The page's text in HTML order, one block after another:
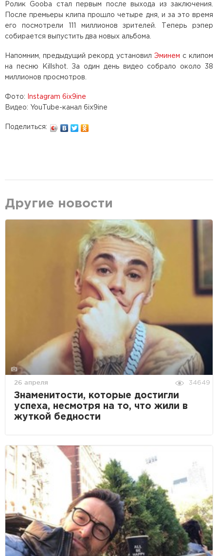
Ролик Gooba стал первым после выхода из заключения.
После премьеры клипа прошло четыре дня, и за это время
его посмотрели 111 миллионов зрителей. Теперь рэпер
собирается выпустить два новых альбома.
Напомним, предыдущий рекорд установил Эминем с клипом
на песню Killshot. За один день видео собрало около 38
миллионов просмотров.
Фото:
Instagram 6ix9ine
Видео: YouTube-канал 6ix9ine
Поделиться:
Другие новости
26 апреля 34649
Знаменитости, которые достигли
успеха, несмотря на то, что жили в
жуткой бедности